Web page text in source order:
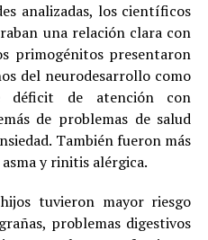
analizadas, los científicos
una relación clara con
primogénitos presentaron
del neurodesarrollo como
déficit de atención con
de problemas de salud
También fueron más
y rinitis alérgica.
tuvieron mayor riesgo
problemas digestivos